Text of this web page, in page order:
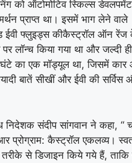
को ऑटोमोटिव स्किल्‍स डेवलपमेंट
प्राप्‍त था। इसमें भाग लेने वाले
ईवी फ्लुइड्स कीकैस्‍ट्रॉल ऑन
लॉन्‍च किया गया था और जल्‍दी ही
का एक मॉड्यूल था, जिसमें कार
बातें सीखीं और ईवी की सर्विस
संदीप सांगवान ने कहा, “
प्रोग्राम: कैस्‍ट्रॉल एकलव्‍य।
से डिजाइन किये गये हैं,